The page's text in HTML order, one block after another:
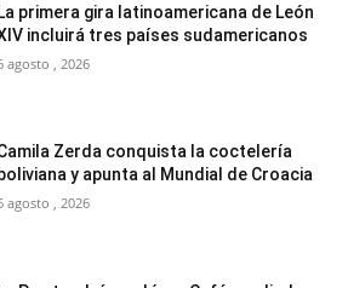
primera gira latinoamericana de León
incluirá tres países sudamericanos
agosto , 2026
Zerda conquista la coctelería
boliviana y apunta al Mundial de Croacia
agosto , 2026